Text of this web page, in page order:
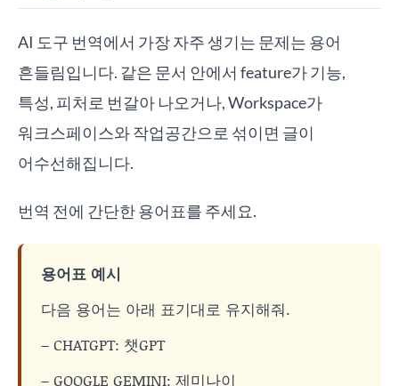
AI 도구 번역에서 가장 자주 생기는 문제는 용어
흔들림입니다. 같은 문서 안에서 feature가 기능,
특성, 피처로 번갈아 나오거나, Workspace가
워크스페이스와 작업공간으로 섞이면 글이
어수선해집니다.
번역 전에 간단한 용어표를 주세요.
용어표 예시
다음 용어는 아래 표기대로 유지해줘.
– CHATGPT: 챗GPT
– GOOGLE GEMINI: 제미나이